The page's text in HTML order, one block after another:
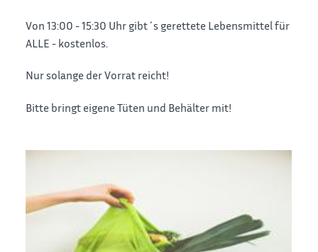
Von 13:00 - 15:30 Uhr gibt´s gerettete Lebensmittel für
ALLE - kostenlos.
Nur solange der Vorrat reicht!
Bitte bringt eigene Tüten und Behälter mit!